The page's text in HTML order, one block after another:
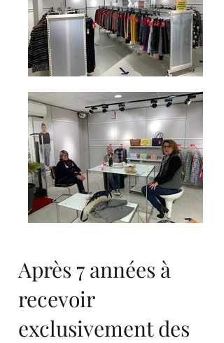
Après 7 années à
recevoir
exclusivement des